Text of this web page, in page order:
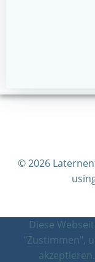
© 2026
Diese
"Zustimmen",
akzeptieren.